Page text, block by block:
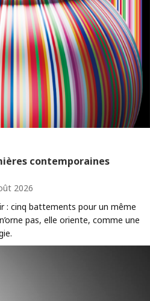
contemporaines
2026
: cinq battements pour un même
pas, elle oriente, comme une